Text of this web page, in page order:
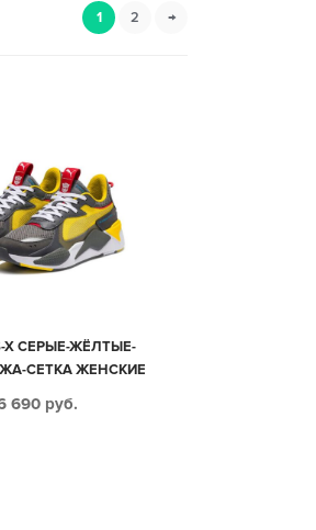
1 2 →
X СЕРЫЕ-ЖЁЛТЫЕ-
СЕТКА ЖЕНСКИЕ
690 руб.